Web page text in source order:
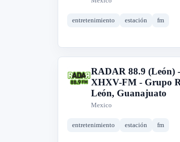
entretenimiento estación fm
R
RADAR 88.9 (León)
XHXV-FM - Grupo
León, Guanajuato
Mexico
entretenimiento estación fm